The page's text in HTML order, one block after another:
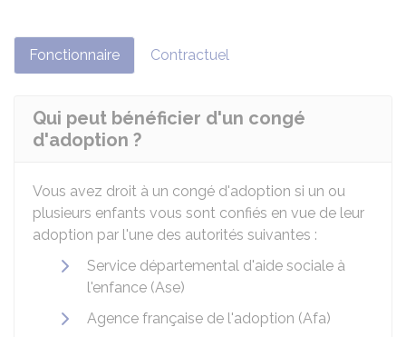
Fonctionnaire Contractuel
Qui peut bénéficier d'un congé
d'adoption ?
Vous avez droit à un congé d'adoption si un ou
plusieurs enfants vous sont confiés en vue de leur
adoption par l'une des autorités suivantes :
Service départemental d'aide sociale à
l'enfance (Ase)
Agence française de l'adoption (Afa)